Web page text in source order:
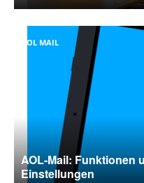
AOL MAIL
AOL-Mail: Funktionen
Einstellungen